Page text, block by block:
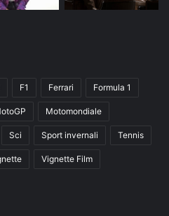
F1 Ferrari Formula 1
Motomondiale
Sci Sport invernali Tennis
Vignette Film